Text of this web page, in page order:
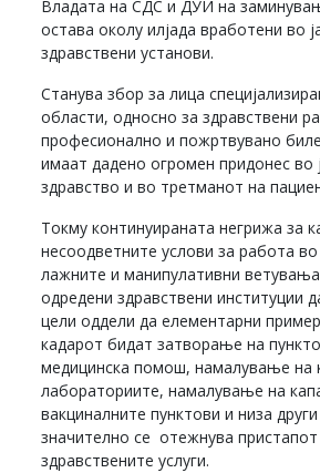
Владата на СДС и ДУИ на
остава околу илјада вработени во
здравствени установи.
Станува збор за лица
области, односно за здравствени
професионално и пожртвувано
имаат дадено огромен придонес во
здравство и во третманот на
Токму континуираната негрижа за
несоодветните услови за работа
лажните и манипулативни
одредени здравствени институции
цели оддели да елементарни
кадарот бидат затворање на
медицинска помош, намалување на
лабораториите, намалување на
вакциналните пунктови и низа
значително се отежнува
здравствените услуги.